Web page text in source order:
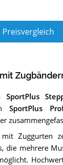
Preisvergleich
SportPlus
SportPlus
mit Zuggurten
die mehrere